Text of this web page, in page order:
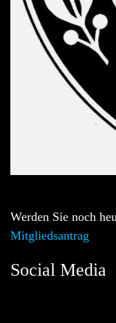
Werden Sie noch
Mitgliedsantrag
Social Media